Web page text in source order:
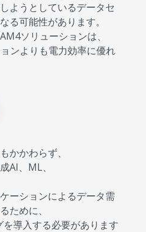
ようとしているデータセ
る可能性があります。
ソリューションは、
ンよりも電力効率に優れ
かかわらず、
AI、ML、
ーションによるデータ需
ために、
導入する必要があります